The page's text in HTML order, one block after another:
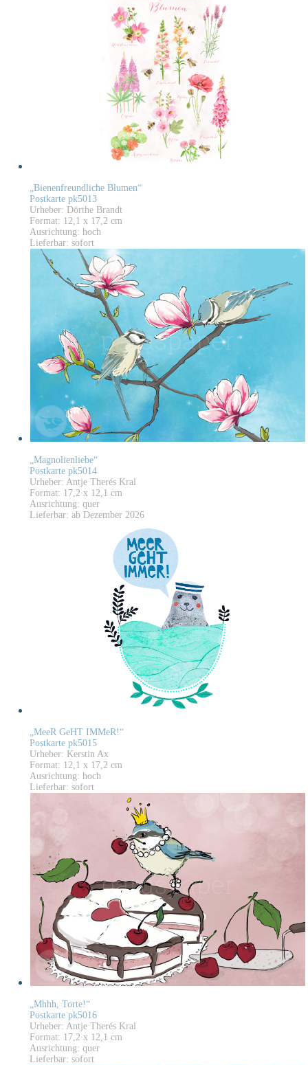
„Bienenfreundliche Blumen“
Postkarte pk5013
Urheber: Dörthe Brandt
Format: 12,1 x 17,2 cm
Ausrichtung: hoch
Lieferbar: sofort
„Magnolienliebe“
Postkarte pk5014
Urheber: Antje Therés Kral
Format: 17,2 x 12,1 cm
Ausrichtung: quer
Lieferbar: ab Dezember 2026
„MeeR GeHT IMMeR!“
Postkarte pk5015
Urheber: Kerstin Ax
Format: 12,1 x 17,2 cm
Ausrichtung: hoch
Lieferbar: sofort
„Mhhh, Torte!“
Postkarte pk5016
Urheber: Antje Therés Kral
Format: 17,2 x 12,1 cm
Ausrichtung: quer
Lieferbar: sofort